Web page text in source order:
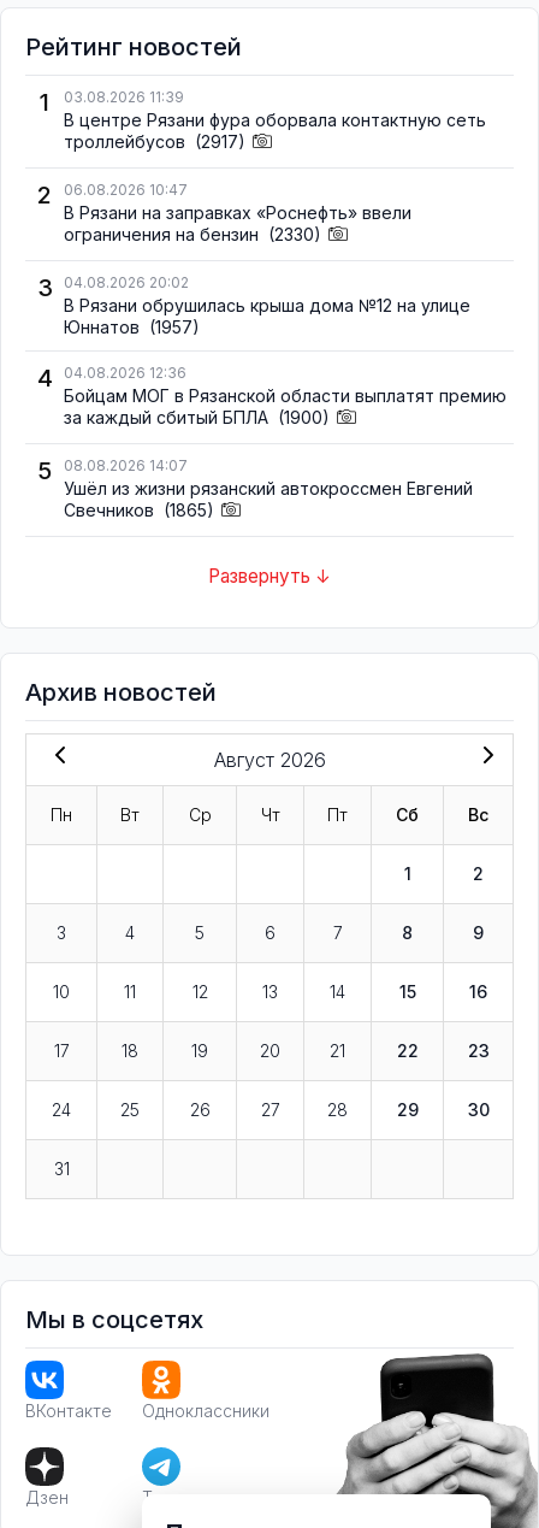
Рейтинг новостей
1
03.08.2026 11:39
В центре Рязани фура оборвала контактную сеть
троллейбусов (2917)
2 06.08.2026 10:47
В Рязани на заправках «Роснефть» ввели
ограничения на бензин (2330)
3 04.08.2026 20:02
В Рязани обрушилась крыша дома №12 на улице
Юннатов (1957)
4 04.08.2026 12:36
Бойцам МОГ в Рязанской области выплатят премию
за каждый сбитый БПЛА (1900)
5 08.08.2026 14:07
Ушёл из жизни рязанский автокроссмен Евгений
Свечников (1865)
Развернуть ↓
Архив новостей
Август 2026
Пн Вт Ср Чт Пт Сб Вс
1 2
3 4 5 6 7 8 9
10 11 12 13 14 15 16
17 18 19 20 21 22 23
24 25 26 27 28 29 30
31
Мы в соцсетях
ВКонтакте Одноклассники
Дзен Телеграм